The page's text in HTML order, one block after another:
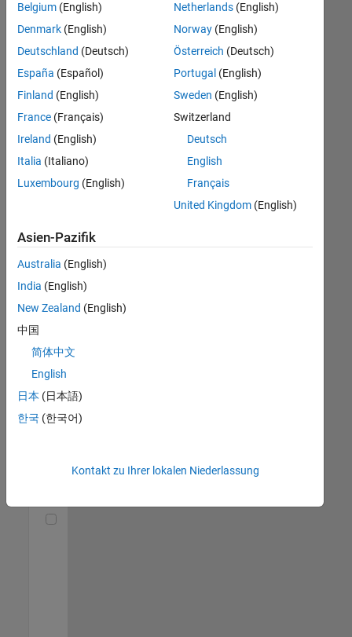
nach
einem
Standort,
um
alle
in
Ihrer
Region
Account
Manager -
Commercial
(m/f/d)
DE-München
Senior Utilities and Energy Market Developer (m/f/d)
and Energy
Market
Developer
Marketing |
Belgium (English)
Denmark (English)
Deutschland (Deutsch)
España (Español)
Finland (English)
France (Français)
Ireland (English)
Italia (Italiano)
Luxembourg (English)
Netherlands(English)
Norway(English)
Österreich (Deutsch)
Portugal (English)
Sweden (English)
Switzerland
Deutsch
English
Français
United Kingdom(English)
Asien-Pazifik
Australia (English)
India (English)
New Zealand (English)
中国
简体中文
English
日本 (日本語)
한국 (한국어)
Kontakt zu Ihrer lokalen Niederlassung